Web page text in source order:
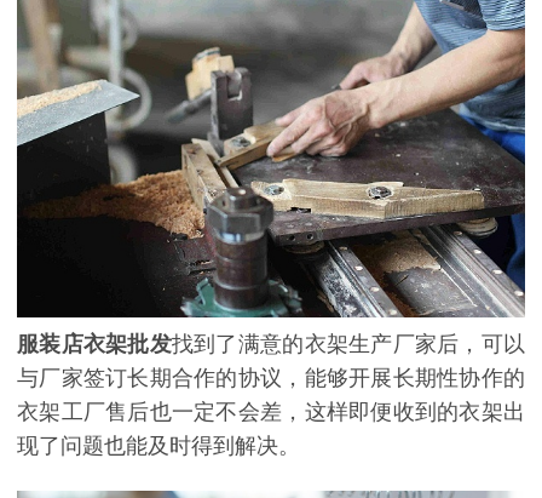
服装店衣架批发找到了满意的衣架生产厂家后，可以
与厂家签订长期合作的协议，能够开展长期性协作的
衣架工厂售后也一定不会差，这样即便收到的衣架出
现了问题也能及时得到解决。